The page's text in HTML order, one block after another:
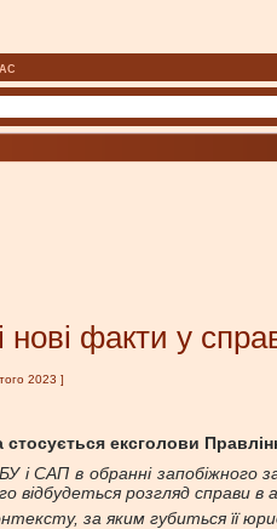
нові факти у
2023 ]
ексголови
і САП в обранні запобіжного
розгляд справи в
за яким губиться її